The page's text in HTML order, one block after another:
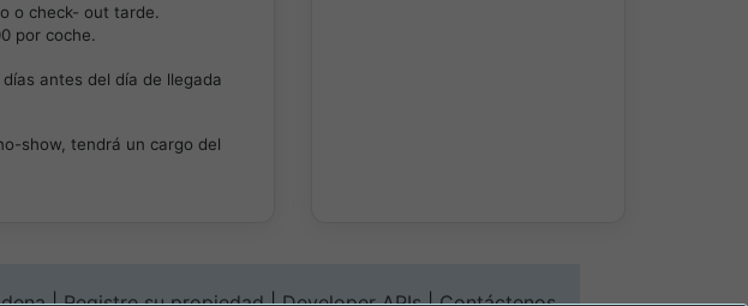
o check- out tarde.
por coche.
antes del día de llegada
show, tendrá un cargo del